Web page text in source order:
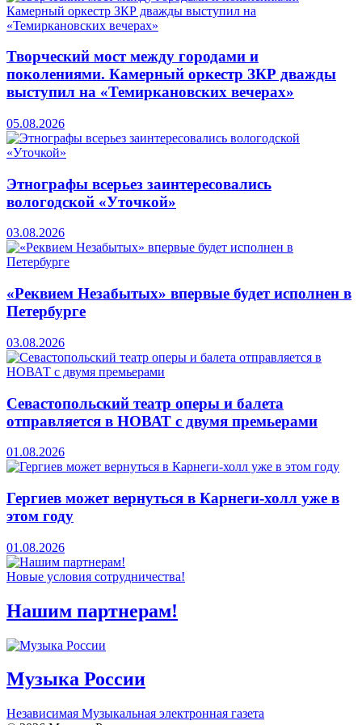
Творческий мост между городами и
поколениями. Камерный оркестр ЗКР дважды
выступил на «Темиркановских вечерах»
05.08.2026
Этнографы всерьез заинтересовались
вологодской «Уточкой»
03.08.2026
«Реквием Незабытых» впервые будет исполнен в
Петербурге
03.08.2026
Севастопольский театр оперы и балета
отправляется в НОВАТ с двумя премьерами
01.08.2026
Гергиев может вернуться в Карнеги-холл уже в
этом году
01.08.2026
Новые условия сотрудничества!
Нашим партнерам!
Музыка России
Независимая Музыкальная электронная газета